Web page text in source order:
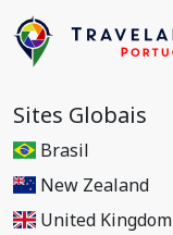
Sites Globais
Brasil
New Zealand
United Kingdom